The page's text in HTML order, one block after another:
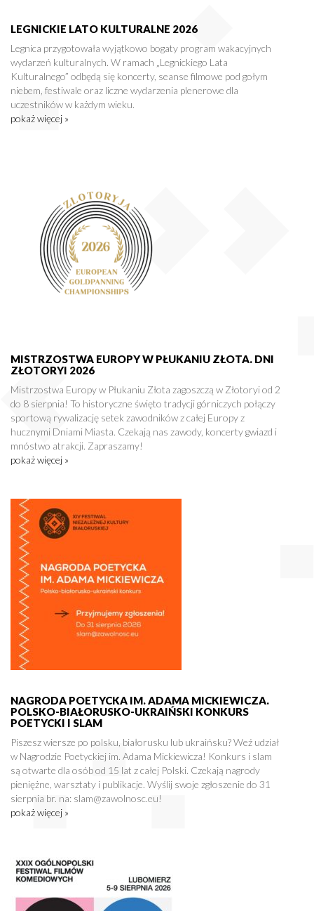
LEGNICKIE LATO KULTURALNE 2026
Legnica przygotowała wyjątkowo bogaty program wakacyjnych
wydarzeń kulturalnych. W ramach „Legnickiego Lata
Kulturalnego” odbędą się koncerty, seanse filmowe pod gołym
niebem, festiwale oraz liczne wydarzenia plenerowe dla
uczestników w każdym wieku.
pokaż więcej »
MISTRZOSTWA EUROPY W PŁUKANIU ZŁOTA. DNI
ZŁOTORYI 2026
Mistrzostwa Europy w Płukaniu Złota zagoszczą w Złotoryi od 2
do 8 sierpnia! To historyczne święto tradycji górniczych połączy
sportową rywalizację setek zawodników z całej Europy z
hucznymi Dniami Miasta. Czekają nas zawody, koncerty gwiazd i
mnóstwo atrakcji. Zapraszamy!
pokaż więcej »
NAGRODA POETYCKA IM. ADAMA MICKIEWICZA.
POLSKO-BIAŁORUSKO-UKRAIŃSKI KONKURS
POETYCKI I SLAM
Piszesz wiersze po polsku, białorusku lub ukraińsku? Weź udział
w Nagrodzie Poetyckiej im. Adama Mickiewicza! Konkurs i slam
są otwarte dla osób od 15 lat z całej Polski. Czekają nagrody
pieniężne, warsztaty i publikacje. Wyślij swoje zgłoszenie do 31
sierpnia br. na: slam@zawolnosc.eu!
pokaż więcej »